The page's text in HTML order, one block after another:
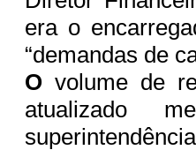
era o
“demandas de
O volume de
atualizado